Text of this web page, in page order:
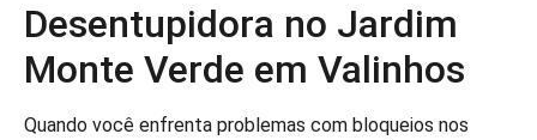
Desentupidora no Jardim
Monte Verde em Valinhos
Quando você enfrenta problemas com bloqueios nos